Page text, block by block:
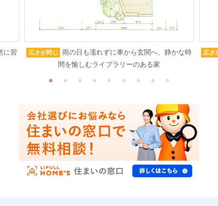
に習 広さが同じ
雨の日も濡れずに車から玄関へ、静かな時
間を愉しむライブラリーのある家
広さ